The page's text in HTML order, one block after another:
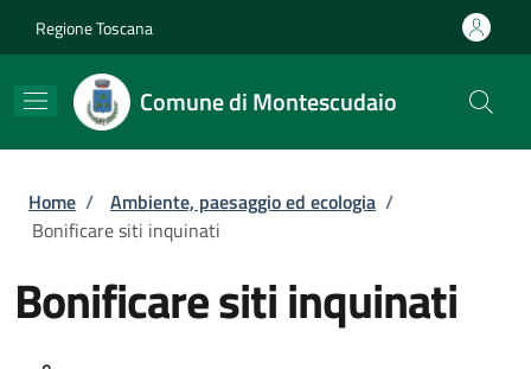
Regione Toscana
Comune di Montescudaio
Briciole di pane
Home / Ambiente, paesaggio ed ecologia /
Bonificare siti inquinati
Bonificare siti inquinati